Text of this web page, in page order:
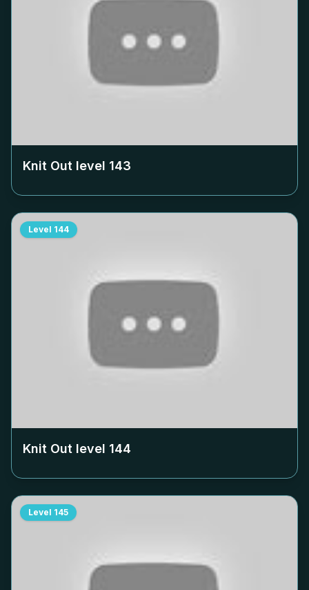
Knit Out level 143
Level 144
Knit Out level 144
Level 145